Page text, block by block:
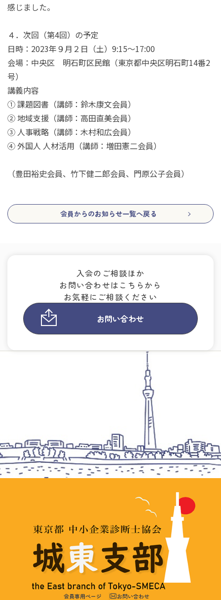
感じました。
４．次回（第4回）の予定
日時：2023年９月２日（土）9:15～17:00
会場：中央区 明石町区民館（東京都中央区明石町14番2
号）
講義内容
① 課題図書（講師：鈴木康文会員）
② 地域支援（講師：高田直美会員）
③ 人事戦略（講師：木村和広会員）
④ 外国人 人材活用（講師：増田憲二会員）
（豊田裕史会員、竹下健二郎会員、門原公子会員）
会員からのお知らせ一覧へ戻る
入会のご相談ほか
お問い合わせはこちらから
お気軽にご相談ください
お問い合わせ
会員専用ページ お問い合わせ